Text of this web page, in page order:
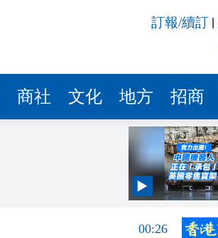
訂報/續訂
商社 文化 地方 招商
00:45
00:26